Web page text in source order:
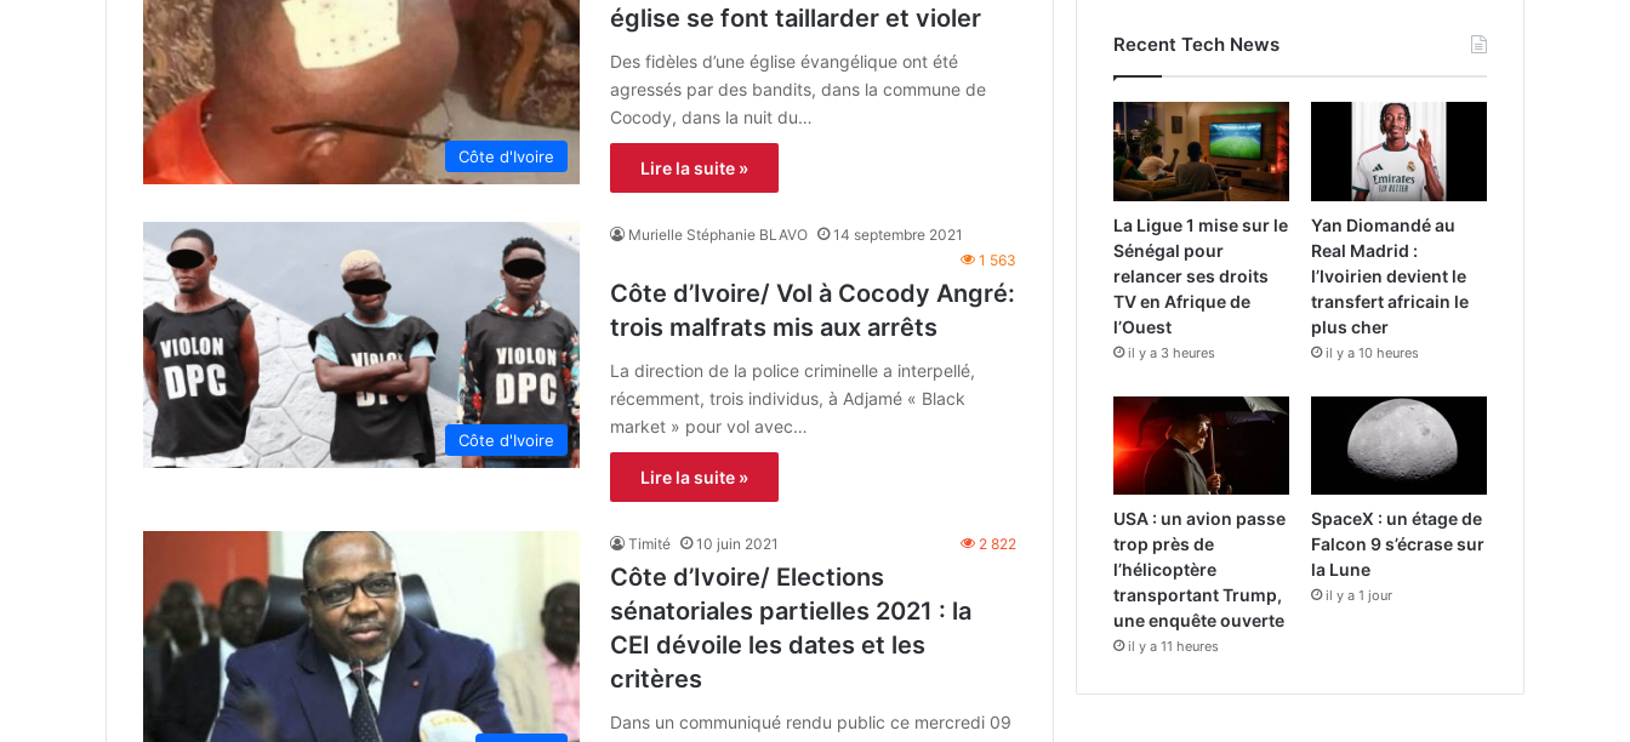
Côte d'Ivoire
église se font taillarder et violer
Des fidèles d’une église évangélique ont été
agressés par des bandits, dans la commune de
Cocody, dans la nuit du…
Lire la suite »
Côte d'Ivoire
Murielle Stéphanie BLAVO
14 septembre 2021
1 563
Côte d’Ivoire/ Vol à Cocody Angré:
trois malfrats mis aux arrêts
La direction de la police criminelle a interpellé,
récemment, trois individus, à Adjamé « Black
market » pour vol avec…
Lire la suite »
Timité 10 juin 2021 2 822
Côte d’Ivoire/ Elections
sénatoriales partielles 2021 : la
CEI dévoile les dates et les
critères
Dans un communiqué rendu public ce mercredi 09
Recent Tech News
La Ligue 1 mise sur le
Sénégal pour
relancer ses droits
TV en Afrique de
l’Ouest
il y a 3 heures
Yan Diomandé au
Real Madrid :
l’Ivoirien devient le
transfert africain le
plus cher
il y a 10 heures
USA : un avion passe
trop près de
l’hélicoptère
transportant Trump,
une enquête ouverte
il y a 11 heures
SpaceX : un étage de
Falcon 9 s’écrase sur
la Lune
il y a 1 jour